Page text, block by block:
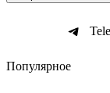
Популярное